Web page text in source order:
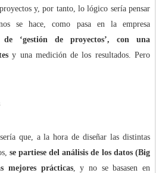
y, por tanto, lo lógico sería pensar
se hace, como pasa en la empresa
de ‘gestión de proyectos’, con una
y una medición de los resultados. Pero
que, a la hora de diseñar las distintas
se partiese del análisis de los datos (Big
mejores prácticas, y no se basasen en